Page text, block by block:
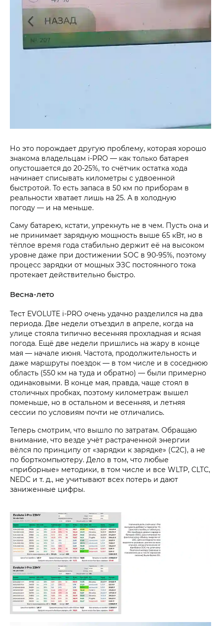
Но это порождает другую проблему, которая хорошо
знакома владельцам i‑PRO — как только батарея
опустошается до 20-25%, то счётчик остатка хода
начинает списывать километры с удвоенной
быстротой. То есть запаса в 50 км по приборам в
реальности хватает лишь на 25. А в холодную
погоду — и на меньше.
Саму батарею, кстати, упрекнуть не в чем. Пусть она и
не принимает зарядную мощность выше 65 кВт, но в
тёплое время года стабильно держит её на высоком
уровне даже при достижении SOC в 90-95%, поэтому
процесс зарядки от мощных ЭЗС постоянного тока
протекает действительно быстро.
Весна-лето
Тест EVOLUTE i‑PRO очень удачно разделился на два
периода. Две недели отъездил в апреле, когда на
улице стояла типично весенняя прохладная и ясная
погода. Ещё две недели пришлись на жару в конце
мая — начале июня. Частота, продолжительность и
даже маршруты поездок — в том числе и в соседнюю
область (550 км на туда и обратно) — были примерно
одинаковыми. В конце мая, правда, чаще стоял в
столичных пробках, поэтому километраж вышел
поменьше, но в остальном и весенняя, и летняя
сессии по условиям почти не отличались.
Теперь смотрим, что вышло по затратам. Обращаю
внимание, что везде учёт растраченной энергии
вёлся по принципу от «зарядки к зарядке» (С2C), а не
по борткомпьютеру. Дело в том, что любые
«приборные» методики, в том числе и все WLTP, CLTC,
NEDC и т. д., не учитывают всех потерь и дают
заниженные цифры.